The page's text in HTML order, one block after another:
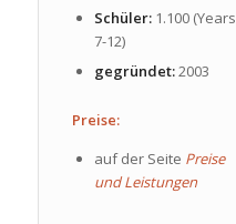
Schüler:1.100 (Years
7-12)
gegründet:2003
Preise:
auf der Seite Preise
und Leistungen